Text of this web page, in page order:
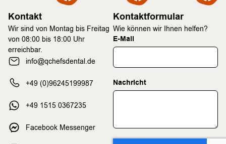
Kontakt
Wir sind von Montag bis Freitag
von 08:00 bis 18:00 Uhr
erreichbar.
info@qchefsdental.de
+49 (0)96245199987
+49 1515 0367235
Facebook Messenger
Kontaktformular
Wie können wir Ihnen helfen?
E-Mail
Nachricht